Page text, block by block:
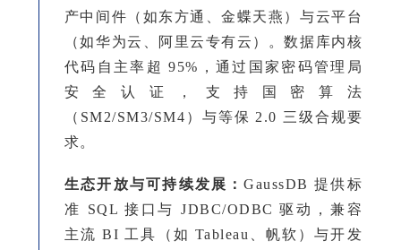
产中间件（如东方通、金蝶天燕）与云平台
（如华为云、阿里云专有云）。数据库内核
代码自主率超
95%，通过国家密码管理局
安全认证，支持国密算法
（SM2/SM3/SM4）与等保 2.0 三级合规要
求。
生态开放与可持续发展 ：GaussDB 提供标
准 SQL 接口与 JDBC/ODBC 驱动，兼容
主流 BI 工具（如 Tableau、帆软）与开发